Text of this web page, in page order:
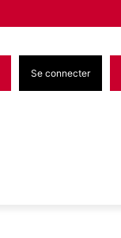
Se connecter